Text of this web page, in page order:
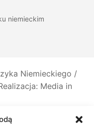
niemieckim
Niemieckiego /
Media in